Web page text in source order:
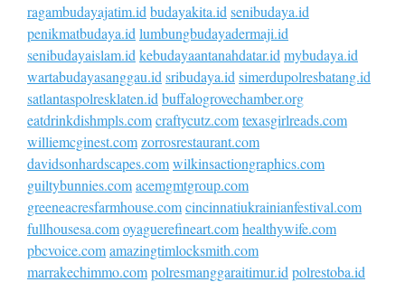
ragambudayajatim.id budayakita.id senibudaya.id
penikmatbudaya.id lumbungbudayadermaji.id
senibudayaislam.id kebudayaantanahdatar.id mybudaya.id
wartabudayasanggau.id sribudaya.id simerdupolresbatang.id
satlantaspolresklaten.id buffalogrovechamber.org
eatdrinkdishmpls.comcraftycutz.comtexasgirlreads.com
williemcginest.comzorrosrestaurant.com
davidsonhardscapes.comwilkinsactiongraphics.com
guiltybunnies.comacemgmtgroup.com
greeneacresfarmhouse.comcincinnatiukrainianfestival.com
fullhousesa.comoyaguerefineart.comhealthywife.com
pbcvoice.comamazingtimlocksmith.com
marrakechimmo.compolresmanggaraitimur.id polrestoba.id